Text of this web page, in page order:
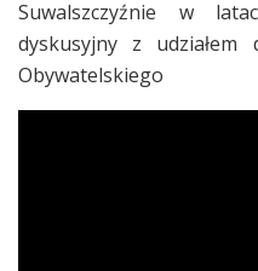
Suwalszczyźnie w
dyskusyjny z udziałem
Obywatelskiego